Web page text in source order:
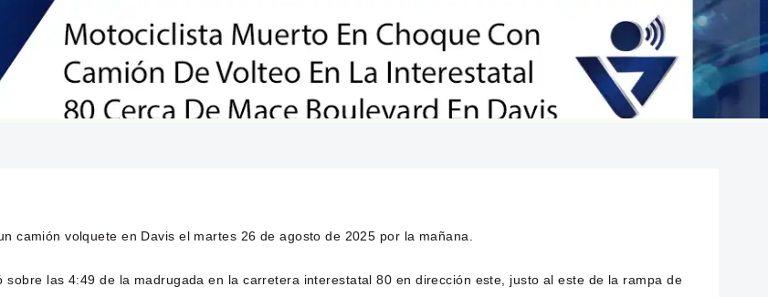
camión volquete en Davis el martes 26 de agosto de 2025 por la mañana.
las 4:49 de la madrugada en la carretera interestatal 80 en dirección este, justo al este de la rampa de